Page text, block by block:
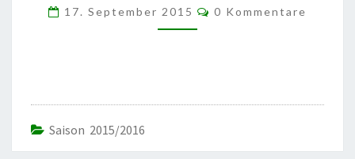
AB!
17. September 2015 Kommentare
0 Kommentare
Saison 2015/2016